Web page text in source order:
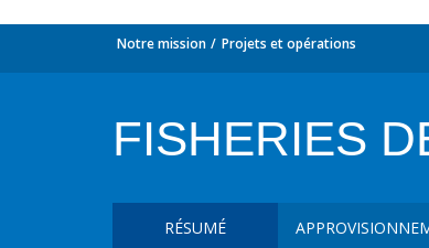
Notre mission Projets et opérations
FISHERIES
RÉSUMÉ